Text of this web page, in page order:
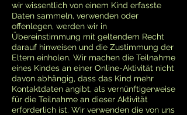
wir wissentlich von einem Kind erfasste
Daten sammeln, verwenden oder
offenlegen, werden wir in
Übereinstimmung mit geltendem Recht
darauf hinweisen und die Zustimmung der
Eltern einholen. Wir machen die Teilnahme
eines Kindes an einer Online-Aktivität nicht
davon abhängig, dass das Kind mehr
Kontaktdaten angibt, als vernünftigerweise
für die Teilnahme an dieser Aktivität
erforderlich ist. Wir verwenden die von uns